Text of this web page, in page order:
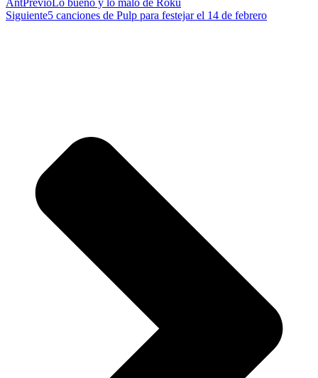
AntPrevioLo bueno y lo malo de Roku
Siguiente5 canciones de Pulp para festejar el 14 de febrero